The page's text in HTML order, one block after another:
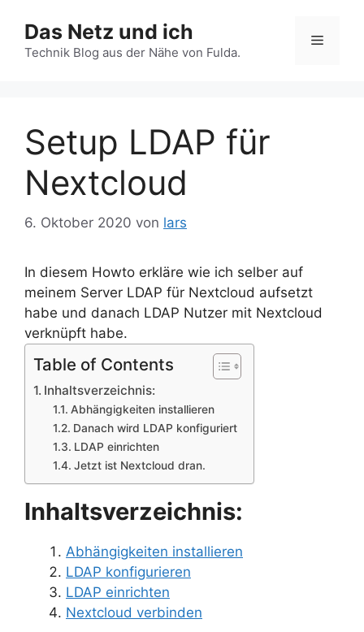
Inhalt
springen
Das Netz und ich
Technik Blog aus der Nähe von Fulda.
Menü
Setup LDAP für
Nextcloud
6. Oktober 2020 von lars
In diesem Howto erkläre wie ich selber auf
meinem Server LDAP für Nextcloud aufsetzt
habe und danach LDAP Nutzer mit Nextcloud
verknüpft habe.
Table of Contents
Inhaltsverzeichnis:
Abhängigkeiten installieren
Danach wird LDAP konfiguriert
LDAP einrichten
Jetzt ist Nextcloud dran.
Inhaltsverzeichnis:
Abhängigkeiten installieren
LDAP konfigurieren
LDAP einrichten
Nextcloud verbinden